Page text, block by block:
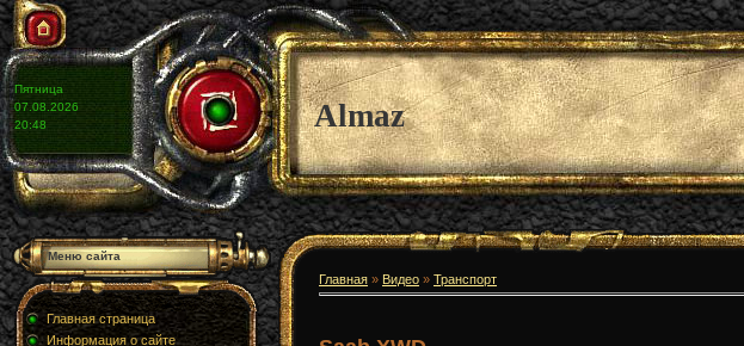
Пятница
07.08.2026
20:48
Almaz
Меню сайта
Главная страница
Информация о сайте
Главная » Видео » Транспорт